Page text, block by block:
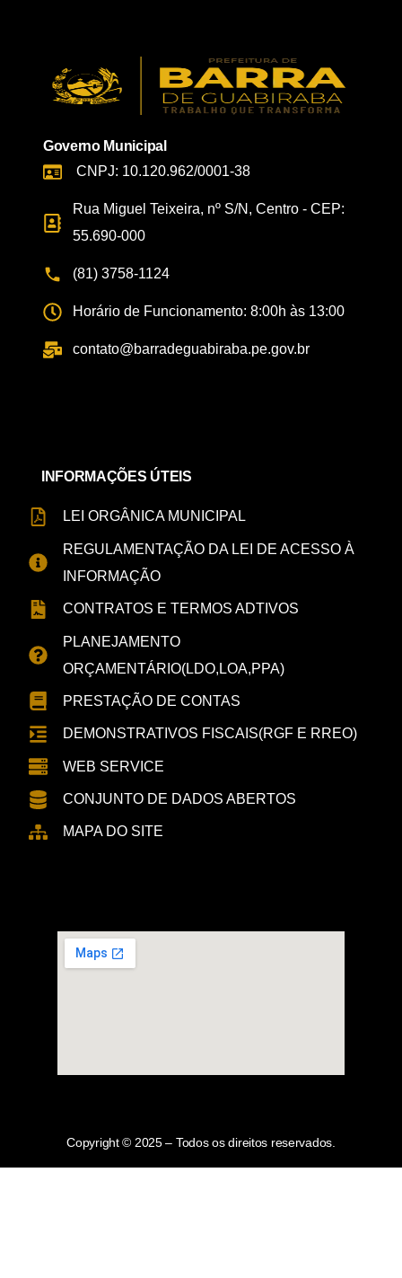
Governo Municipal
CNPJ: 10.120.962/0001-38
Rua Miguel Teixeira, nº S/N, Centro - CEP:
55.690-000
(81) 3758-1124
Horário de Funcionamento: 8:00h às 13:00
contato@barradeguabiraba.pe.gov.br
INFORMAÇÕES ÚTEIS
LEI ORGÂNICA MUNICIPAL
REGULAMENTAÇÃO DA LEI DE ACESSO À
INFORMAÇÃO
CONTRATOS E TERMOS ADTIVOS
PLANEJAMENTO
ORÇAMENTÁRIO(LDO,LOA,PPA)
PRESTAÇÃO DE CONTAS
DEMONSTRATIVOS FISCAIS(RGF E RREO)
WEB SERVICE
CONJUNTO DE DADOS ABERTOS
MAPA DO SITE
Copyright © 2025 – Todos os direitos reservados.